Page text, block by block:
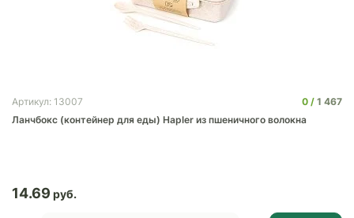
Артикул: 13007 0
1 467
Ланчбокс (контейнер для еды) Hapler из пшеничного волокна
14.69